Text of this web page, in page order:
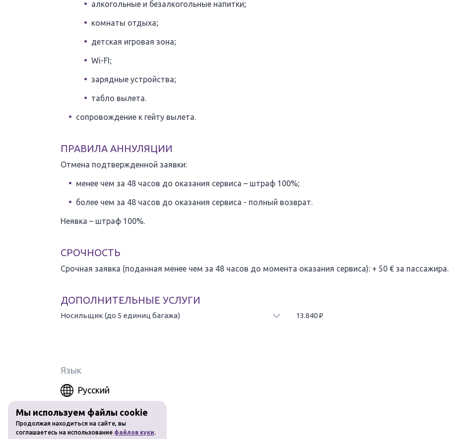
алкогольные и безалкогольные напитки;
комнаты отдыха;
детская игровая зона;
Wi-FI;
зарядные устройства;
табло вылета.
сопровождение к гейту вылета.
ПРАВИЛА АННУЛЯЦИИ
Отмена подтвержденной заявки:
менее чем за 48 часов до оказания сервиса – штраф 100%;
более чем за 48 часов до оказания сервиса - полный возврат.
Неявка – штраф 100%.
СРОЧНОСТЬ
Срочная заявка (поданная менее чем за 48 часов до момента оказания сервиса): + 50 € за пассажира.
ДОПОЛНИТЕЛЬНЫЕ УСЛУГИ
Носильщик (до 5 единиц багажа) 13.840₽
Мы используем файлы cookie
Продолжая находиться на сайте, вы
соглашаетесь на использование файлов куки.
Язык
Русский